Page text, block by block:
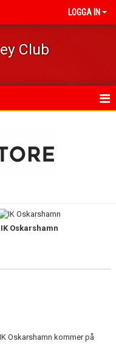
LOGGA IN
Club
IK Oskarshamn
Oskarshamn kommer på